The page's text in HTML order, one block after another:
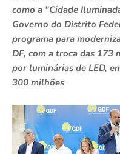
como a "Cidade
Governo do Distrito
programa para
DF, com a troca das 173
por luminárias de LED,
300 milhões